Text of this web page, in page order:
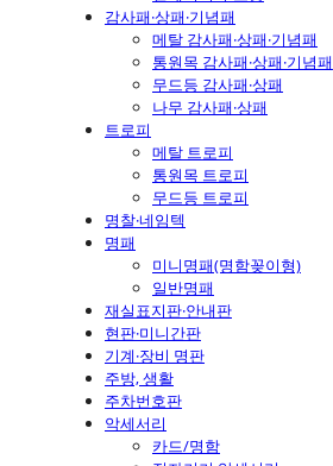
감사패·상패·기념패
메탈 감사패·상패·기념패
통원목 감사패·상패·기념패
무드등 감사패·상패
나무 감사패·상패
트로피
메탈 트로피
통원목 트로피
무드등 트로피
명찰·네임텍
명패
미니명패(명함꽂이형)
일반명패
재실표지판·안내판
현판·미니간판
기계·장비 명판
주방, 생활
주차번호판
악세서리
카드/명함